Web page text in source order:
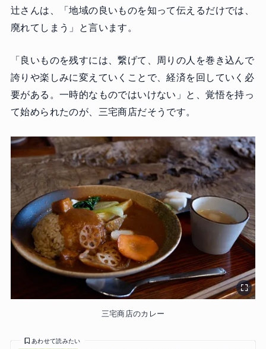
辻さんは、「地域の良いものを知って伝えるだけでは、
廃れてしまう」と言います。
「良いものを残すには、繋げて、周りの人を巻き込んで
誇りや楽しみに変えていくことで、経済を回していく必
要がある。一時的なものではいけない」と、覚悟を持っ
て始められたのが、三宅商店だそうです。
三宅商店のカレー
あわせて読みたい